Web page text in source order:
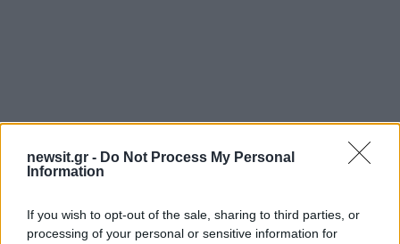
newsit.gr - Do Not Process My Personal
Information
If you wish to opt-out of the sale, sharing to third parties, or
processing of your personal or sensitive information for